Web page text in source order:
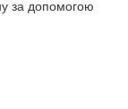
за допомогою